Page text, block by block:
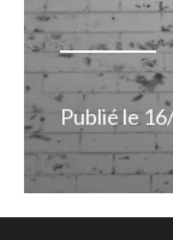
Publié le